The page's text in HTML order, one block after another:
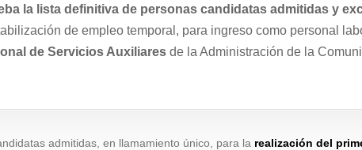
la lista definitiva de personas candidatas admitidas y
de empleo temporal, para ingreso como personal
de Servicios Auxiliares de la Administración de la
admitidas, en llamamiento único, para la realización del